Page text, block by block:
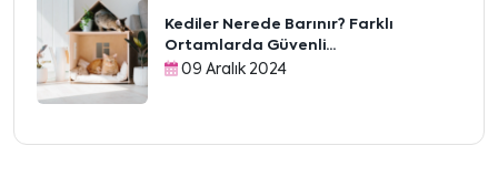
Kediler Nerede Barınır? Farklı
Ortamlarda Güvenli...
09 Aralık 2024